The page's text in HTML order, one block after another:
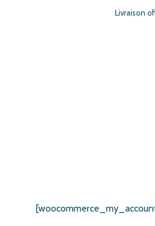
Livraison